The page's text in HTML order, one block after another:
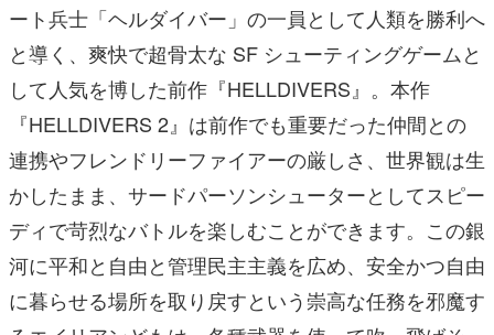
ート兵士「ヘルダイバー」の一員として人類を勝利へ
と導く、爽快で超骨太な SF シューティングゲームと
して人気を博した前作『HELLDIVERS』。本作
『HELLDIVERS 2』は前作でも重要だった仲間との
連携やフレンドリーファイアーの厳しさ、世界観は生
かしたまま、サードパーソンシューターとしてスピー
ディで苛烈なバトルを楽しむことができます。この銀
河に平和と自由と管理民主主義を広め、安全かつ自由
に暮らせる場所を取り戻すという崇高な任務を邪魔す